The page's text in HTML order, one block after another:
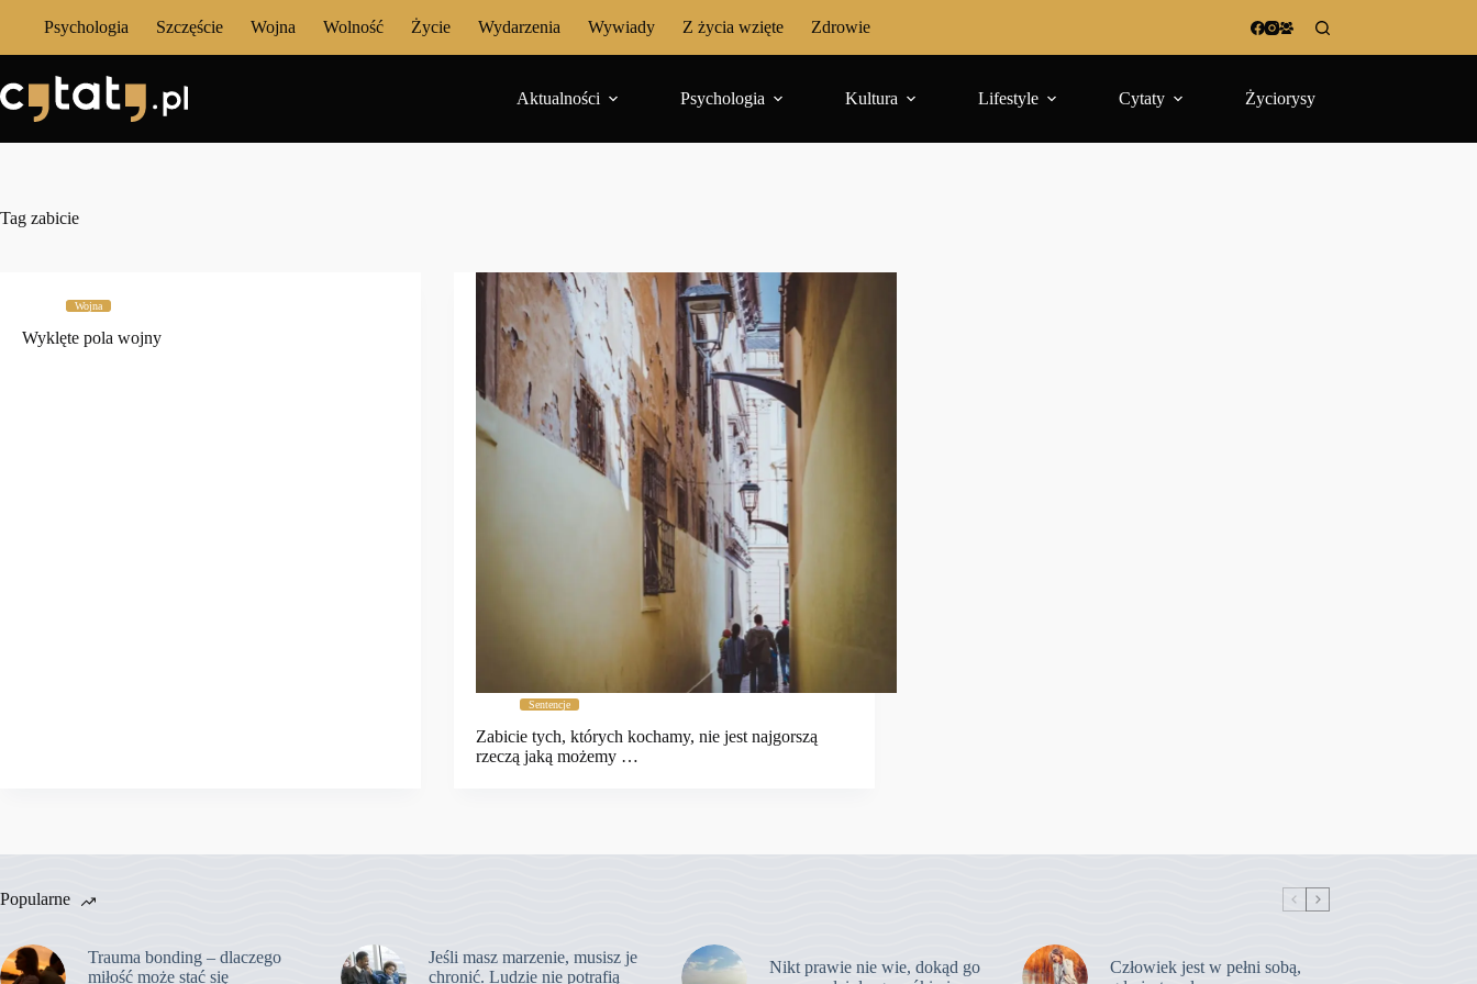
Psychologia Szczęście Wojna Wolność Życie Wydarzenia Wywiady Z życia wzięte Zdrowie
Aktualności Psychologia Kultura Lifestyle Cytaty Życiorysy
Tag zabicie
Wojna
Wyklęte pola wojny
Sentencje
Zabicie tych, których kochamy, nie jest najgorszą
rzeczą jaką możemy …
Popularne
Trauma bonding – dlaczego
miłość może stać się
Jeśli masz marzenie, musisz je
chronić. Ludzie nie potrafią
Nikt prawie nie wie, dokąd go
Człowiek jest w pełni sobą,